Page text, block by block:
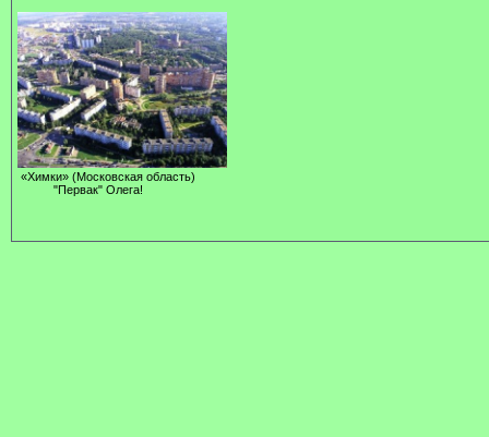
«Химки» (Московская область)
"Первак" Олега!